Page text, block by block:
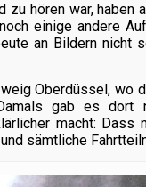
zu hören war,
einige andere
an Bildern
Oberdüssel, wo
gab es dort
macht:
sämtliche